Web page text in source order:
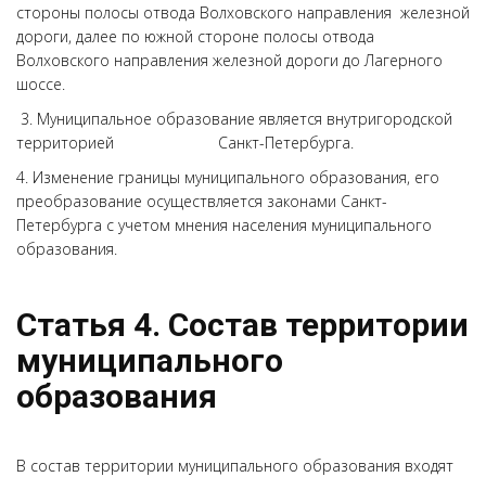
стороны полосы отвода Волховского направления железной
дороги, далее по южной стороне полосы отвода
Волховского направления железной дороги до Лагерного
шоссе.
3. Муниципальное образование является внутригородской
территорией Санкт-Петербурга.
4. Изменение границы муниципального образования, его
преобразование осуществляется законами Санкт-
Петербурга с учетом мнения населения муниципального
образования.
Статья 4. Состав территории
муниципального
образования
В состав территории муниципального образования входят